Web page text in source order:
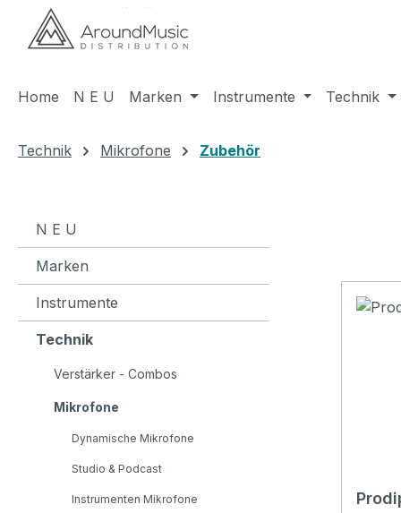
Hauptinhalt springen
Zur Suche springen
Zur Hauptnavigation springen
Home N E U Marken Instrumente Technik
Technik Mikrofone Zubehör
N E U
Marken
Instrumente
Technik
Verstärker - Combos
Mikrofone
Dynamische Mikrofone
Studio & Podcast
Instrumenten Mikrofone